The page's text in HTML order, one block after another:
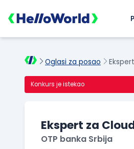
Oglasi za posao
Konkurs je istekao
Ekspert za
OTP banka Srbija